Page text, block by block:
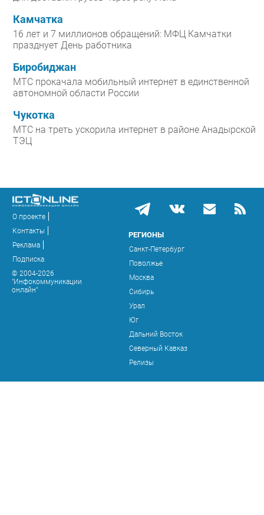
Камчатка
16 лет и 7 миллионов обращений: МФЦ Камчатки
празднует День работника
Биробиджан
МТС прокачала мобильный интернет в единственной
автономной области России
Чукотка
МТС на треть ускорила интернет в районе Анадырской
ТЭЦ
О проекте
Контакты
Реклама
Подписка
© 2004-2026
"Инфокоммуникации
онлайн"
РЕГИОНЫ
Санкт-Петербург
Поволжье
Москва
Сибирь
Урал
Юг
Дальний Восток
Северный Кавказ
Релизы